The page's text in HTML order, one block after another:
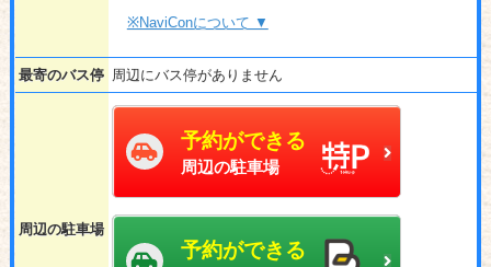
※NaviConについて ▼
最寄のバス停 周辺にバス停がありません
周辺の駐車場
予約ができる
周辺の駐車場
予約ができる